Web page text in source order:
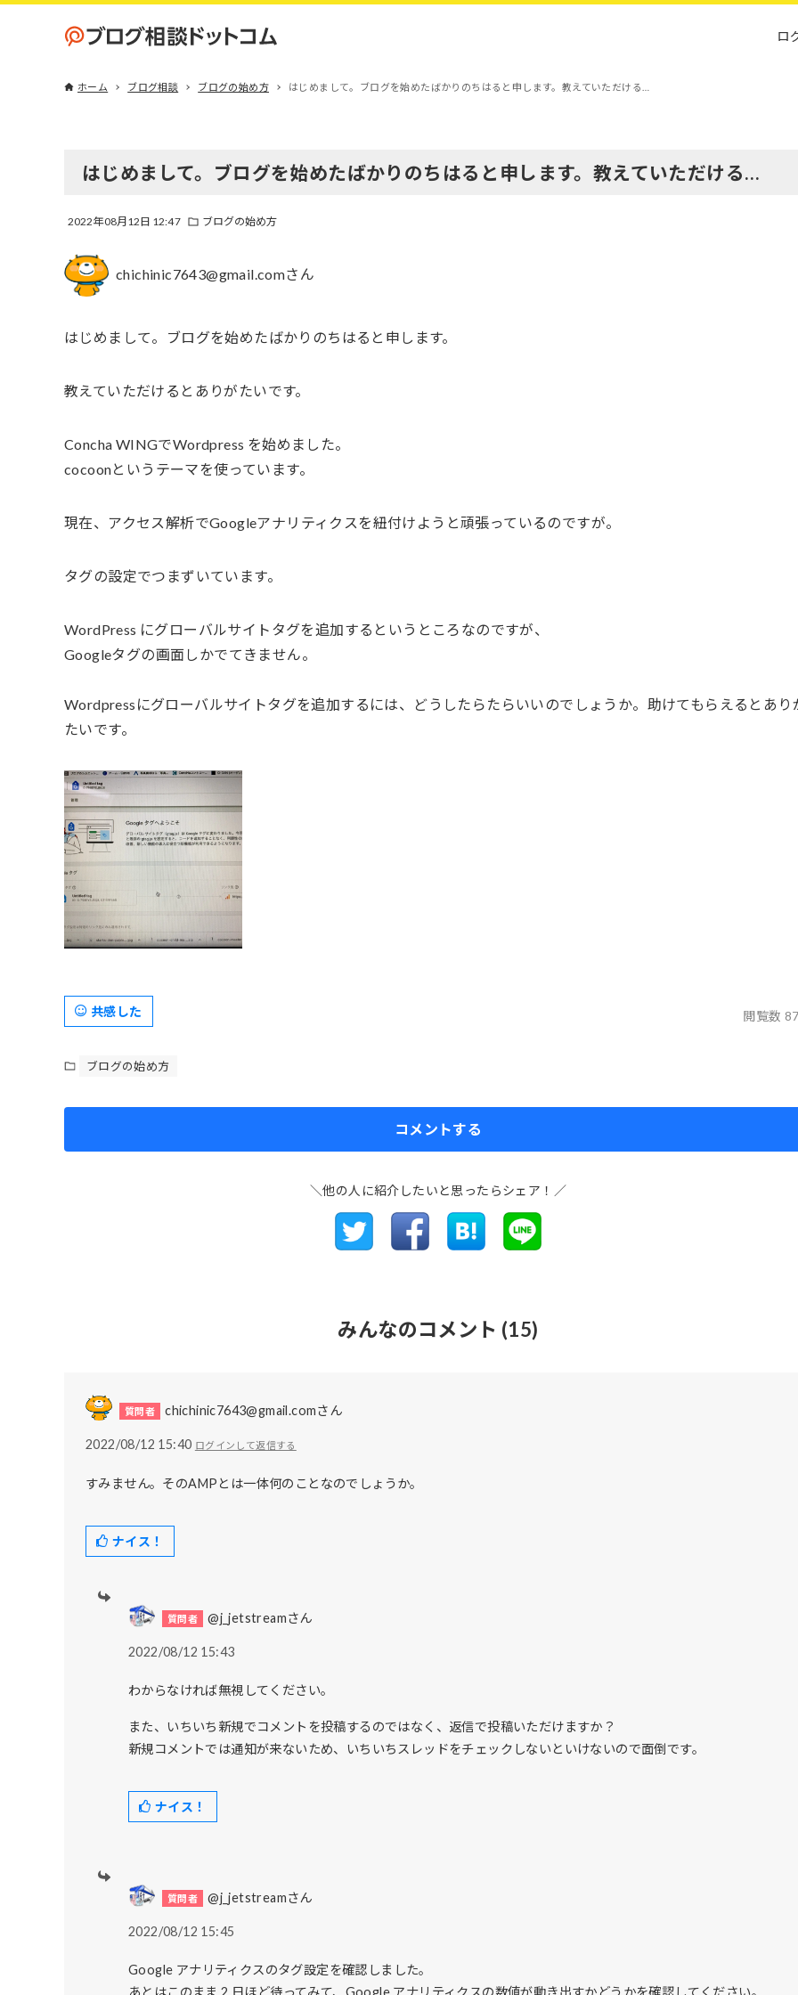
ロ
ホーム ブログ相談 ブログの始め方 はじめまして。ブログを始めたばかりのちはると申します。教えていただける…
はじめまして。ブログを始めたばかりのちはると申します。教えていただける…
2022年08月12日 12:47 ブログの始め方
chichinic7643@gmail.comさん
はじめまして。ブログを始めたばかりのちはると申します。
教えていただけるとありがたいです。
Concha WINGでWordpress を始めました。
cocoonというテーマを使っています。
現在、アクセス解析でGoogleアナリティクスを紐付けようと頑張っているのですが。
タグの設定でつまずいています。
WordPress にグローバルサイトタグを追加するというところなのですが、
Googleタグの画面しかでてきません。
Wordpressにグローバルサイトタグを追加するには、どうしたらたらいいのでしょうか。助けてもらえるとあり
たいです。
閲覧数
共感した
ブログの始め方
コメントする
＼他の人に紹介したいと思ったらシェア！／
みんなのコメント (15)
chichinic7643@gmail.comさん
2022/08/12 15:40 ログインして返信する
すみません。そのAMPとは一体何のことなのでしょうか。
ナイス！
@j_jetstreamさん
2022/08/12 15:43
わからなければ無視してください。
また、いちいち新規でコメントを投稿するのではなく、返信で投稿いただけますか？
新規コメントでは通知が来ないため、いちいちスレッドをチェックしないといけないので面倒です。
ナイス！
@j_jetstreamさん
2022/08/12 15:45
Google アナリティクスのタグ設定を確認しました。
あとはこのまま 2 日ほど待ってみて、Google アナリティクスの数値が動き出すかどうかを確認してください。